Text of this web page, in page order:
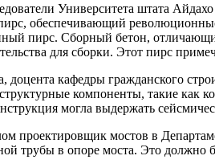
Университета штата
обеспечивающий
пирс. Сборный бетон,
для сборки. Этот пирс
кафедры гражданского
компоненты, такие
могла выдержать
проектировщик мостов в
трубы в опоре моста. Это